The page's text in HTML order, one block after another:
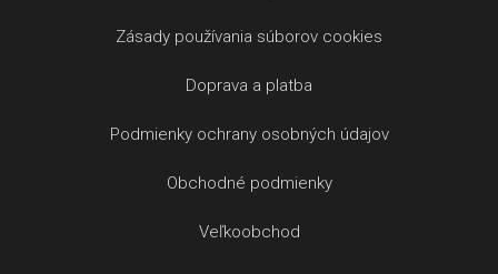
Zásady používania súborov cookies
Doprava a platba
Podmienky ochrany osobných údajov
Obchodné podmienky
Veľkoobchod